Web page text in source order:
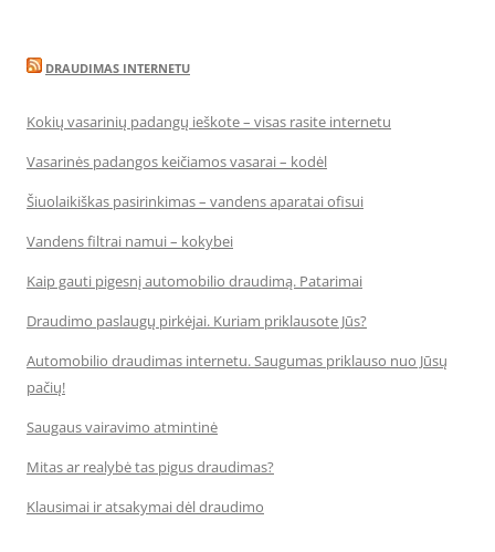
DRAUDIMAS INTERNETU
Kokių vasarinių padangų ieškote – visas rasite internetu
Vasarinės padangos keičiamos vasarai – kodėl
Šiuolaikiškas pasirinkimas – vandens aparatai ofisui
Vandens filtrai namui – kokybei
Kaip gauti pigesnį automobilio draudimą. Patarimai
Draudimo paslaugų pirkėjai. Kuriam priklausote Jūs?
Automobilio draudimas internetu. Saugumas priklauso nuo Jūsų
pačių!
Saugaus vairavimo atmintinė
Mitas ar realybė tas pigus draudimas?
Klausimai ir atsakymai dėl draudimo